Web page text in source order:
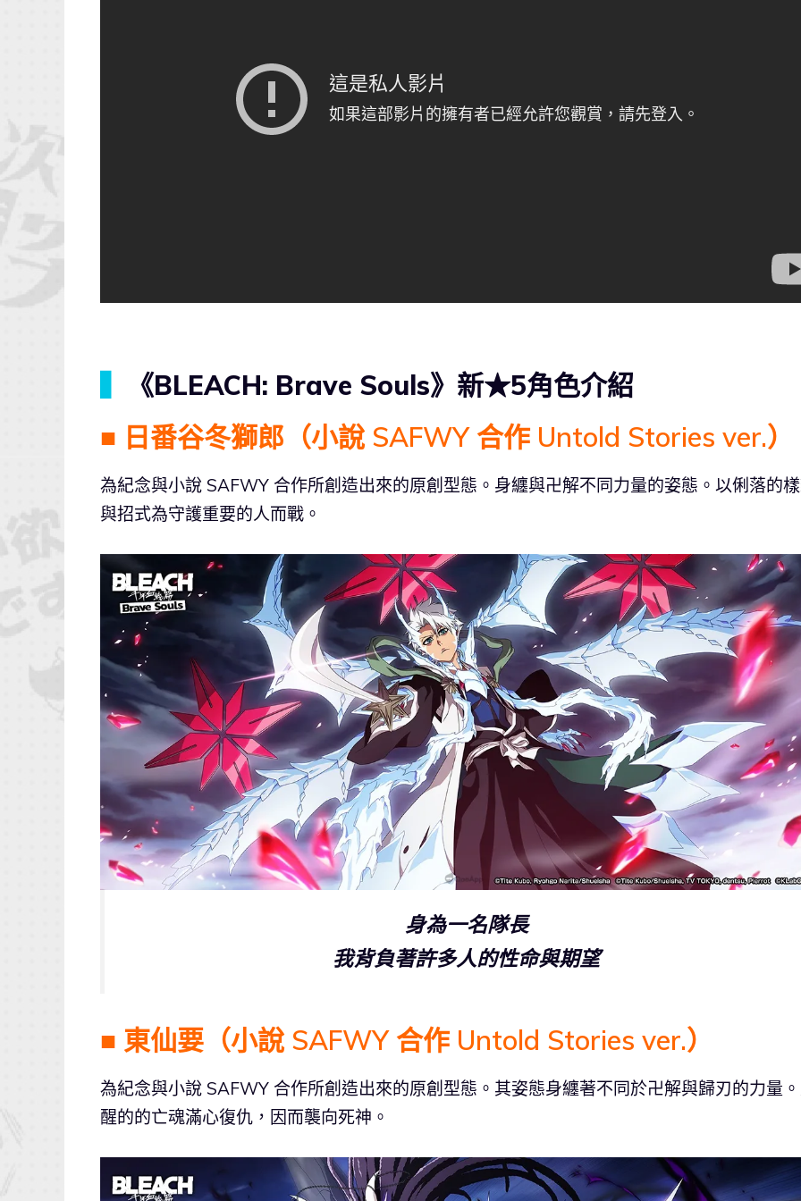
《BLEACH: Brave Souls》新★5角色介紹
■ 日番谷冬獅郎（小說 SAFWY 合作 Untold Stories ver.）
為紀念與小說 SAFWY 合作所創造出來的原創型態。身纏與卍解不同力量的姿態。以俐落的
與招式為守護重要的人而戰。
身為一名隊長
我背負著許多人的性命與期望
■ 東仙要（小說 SAFWY 合作 Untold Stories ver.）
為紀念與小說 SAFWY 合作所創造出來的原創型態。其姿態身纏著不同於卍解與歸刃的力量
醒的的亡魂滿心復仇，因而襲向死神。